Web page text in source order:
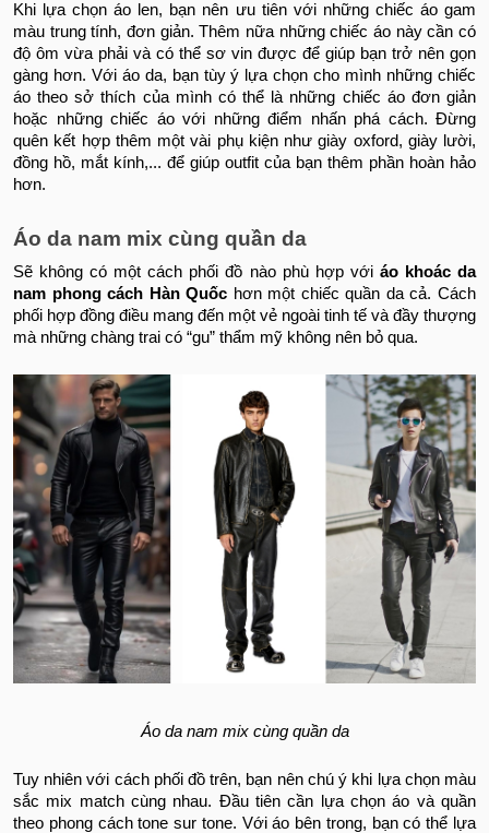
Khi lựa chọn áo len, bạn nên ưu tiên với những chiếc áo gam
màu trung tính, đơn giản. Thêm nữa những chiếc áo này cần có
độ ôm vừa phải và có thể sơ vin được để giúp bạn trở nên gọn
gàng hơn. Với áo da, bạn tùy ý lựa chọn cho mình những chiếc
áo theo sở thích của mình có thể là những chiếc áo đơn giản
hoặc những chiếc áo với những điểm nhấn phá cách. Đừng
quên kết hợp thêm một vài phụ kiện như giày oxford, giày lười,
đồng hồ, mắt kính,... để giúp outfit của bạn thêm phần hoàn hảo
hơn.
Áo da nam mix cùng quần da
Sẽ không có một cách phối đồ nào phù hợp với áo khoác da
nam phong cách Hàn Quốc hơn một chiếc quần da cả. Cách
phối hợp đồng điều mang đến một vẻ ngoài tinh tế và đầy thượng
mà những chàng trai có “gu” thẩm mỹ không nên bỏ qua.
Áo da nam mix cùng quần da
Tuy nhiên với cách phối đồ trên, bạn nên chú ý khi lựa chọn màu
sắc mix match cùng nhau. Đầu tiên cần lựa chọn áo và quần
theo phong cách tone sur tone. Với áo bên trong, bạn có thể lựa